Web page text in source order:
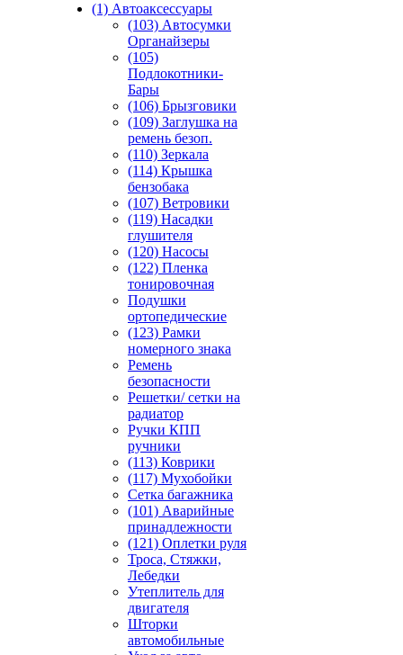
(1) Автоаксессуары
(103) Автосумки
Органайзеры
(105)
Подлокотники-
Бары
(106) Брызговики
(109) Заглушка на
ремень безоп.
(110) Зеркала
(114) Крышка
бензобака
(107) Ветровики
(119) Насадки
глушителя
(120) Насосы
(122) Пленка
тонировочная
Подушки
ортопедические
(123) Рамки
номерного знака
Ремень
безопасности
Решетки/ сетки на
радиатор
Ручки КПП
ручники
(113) Коврики
(117) Мухобойки
Сетка багажника
(101) Аварийные
принадлежности
(121) Оплетки руля
Троса, Стяжки,
Лебедки
Утеплитель для
двигателя
Шторки
автомобильные